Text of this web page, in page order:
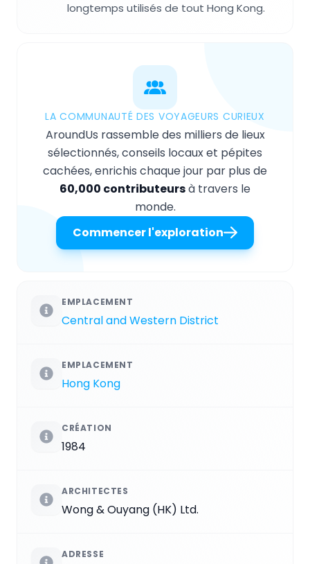
longtemps utilisés de tout Hong Kong.
LA COMMUNAUTÉ DES VOYAGEURS CURIEUX
AroundUs rassemble des milliers de lieux
sélectionnés, conseils locaux et pépites
cachées, enrichis chaque jour par plus de
60,000 contributeursà travers le
monde.
Commencer l'exploration
EMPLACEMENT
Central and Western District
EMPLACEMENT
Hong Kong
CRÉATION
1984
ARCHITECTES
Wong & Ouyang (HK) Ltd.
ADRESSE